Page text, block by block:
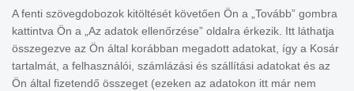
A fenti szövegdobozok kitöltését követően Ön a „Tovább” gombra
kattintva Ön a „Az adatok ellenőrzése” oldalra érkezik. Itt láthatja
összegezve az Ön által korábban megadott adatokat, így a Kosár
tartalmát, a felhasználói, számlázási és szállítási adatokat és az
Ön által fizetendő összeget (ezeken az adatokon itt már nem